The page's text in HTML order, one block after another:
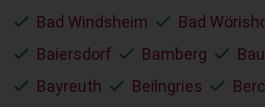
Bad Windsheim
Bad
Baiersdorf
Bamberg
Bayreuth
Beilngries